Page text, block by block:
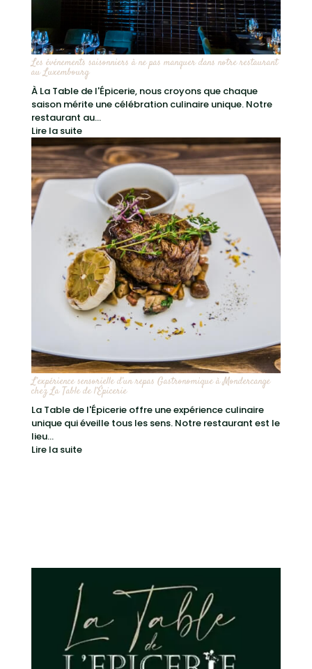
Les événements saisonniers à ne pas manquer dans notre restaurant
au Luxembourg
À La Table de l'Épicerie, nous croyons que chaque
saison mérite une célébration culinaire unique. Notre
restaurant au...
Lire la suite
L’expérience sensorielle d’un repas Gastronomique à Mondercange
chez La Table de l’Épicerie
La Table de l'Épicerie offre une expérience culinaire
unique qui éveille tous les sens. Notre restaurant est le
lieu...
Lire la suite